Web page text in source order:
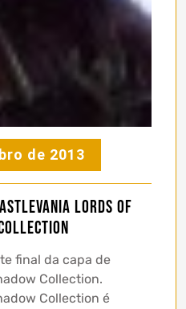
de 2013
Lords of
final da capa de
Collection.
Collection é